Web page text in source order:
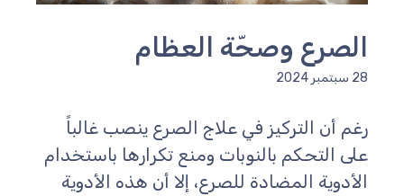
الصرع وصحّة العظام
28 سبتمبر 2024
رغم أن التركيز في علاج الصرع ينصب غالباً
على التحكم بالنوبات ومنع تكرارها باستخدام
الأدوية المضادة للصرع، إلا أن هذه الأدوية